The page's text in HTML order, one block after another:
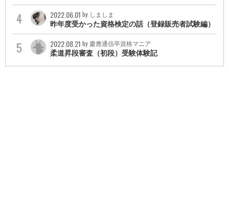
2022.06.01 by しましま
昨年度受かった資格検定の話（登録販売者試験編）
2022.08.21 by 慶應通信卒資格マニア
柔道昇段審査（初段）受験体験記